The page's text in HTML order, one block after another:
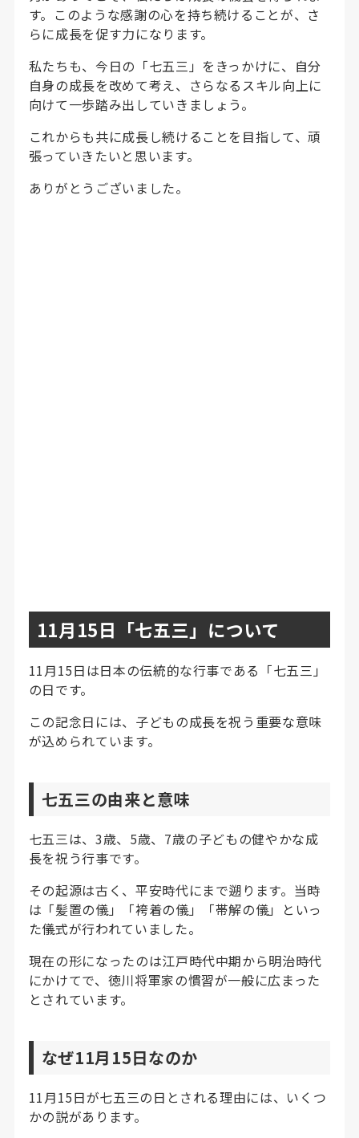
す。このような感謝の心を持ち続けることが、さ
らに成長を促す力になります。
私たちも、今日の「七五三」をきっかけに、自分
自身の成長を改めて考え、さらなるスキル向上に
向けて一歩踏み出していきましょう。
これからも共に成長し続けることを目指して、頑
張っていきたいと思います。
ありがとうございました。
11月15日「七五三」について
11月15日は日本の伝統的な行事である「七五三」
の日です。
この記念日には、子どもの成長を祝う重要な意味
が込められています。
七五三の由来と意味
七五三は、3歳、5歳、7歳の子どもの健やかな成
長を祝う行事です。
その起源は古く、平安時代にまで遡ります。当時
は「髪置の儀」「袴着の儀」「帯解の儀」といっ
た儀式が行われていました。
現在の形になったのは江戸時代中期から明治時代
にかけてで、徳川将軍家の慣習が一般に広まった
とされています。
なぜ11月15日なのか
11月15日が七五三の日とされる理由には、いくつ
かの説があります。